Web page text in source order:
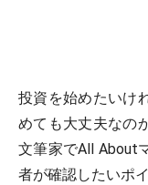
投資を始めたいけ
めても大丈夫なの
文筆家でAll About
者が確認したいポ